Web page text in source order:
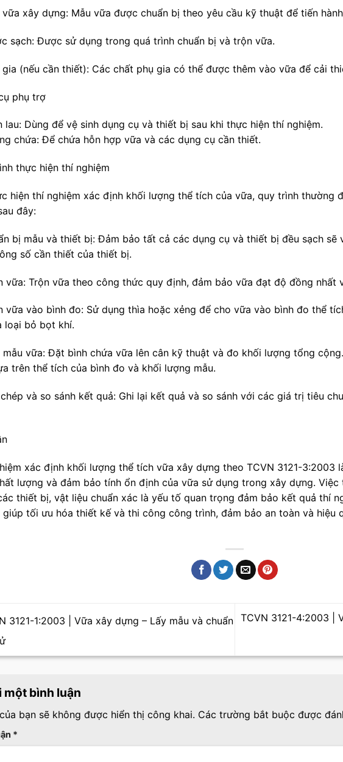
vữa xây dựng: Mẫu vữa được chuẩn bị theo yêu cầu kỹ thuật để tiến
sạch: Được sử dụng trong quá trình chuẩn bị và trộn vữa.
gia (nếu cần thiết): Các chất phụ gia có thể được thêm vào vữa để cải
phụ trợ
lau: Dùng để vệ sinh dụng cụ và thiết bị sau khi thực hiện thí nghiệm.
chứa: Để chứa hỗn hợp vữa và các dụng cụ cần thiết.
thực hiện thí nghiệm
hiện thí nghiệm xác định khối lượng thể tích của vữa, quy trình thường
đây:
bị mẫu và thiết bị: Đảm bảo tất cả các dụng cụ và thiết bị đều sạch
số cần thiết của thiết bị.
vữa: Trộn vữa theo công thức quy định, đảm bảo vữa đạt độ đồng nhất
vữa vào bình đo: Sử dụng thìa hoặc xẻng để cho vữa vào bình đo thể
loại bỏ bọt khí.
mẫu vữa: Đặt bình chứa vữa lên cân kỹ thuật và đo khối lượng tổng
trên thể tích của bình đo và khối lượng mẫu.
và so sánh kết quả: Ghi lại kết quả và so sánh với các giá trị tiêu
xác định khối lượng thể tích vữa xây dựng theo TCVN 3121-3:2003
lượng và đảm bảo tính ổn định của vữa sử dụng trong xây dựng.
thiết bị, vật liệu chuẩn xác là yếu tố quan trọng đảm bảo kết quả thí
giúp tối ưu hóa thiết kế và thi công công trình, đảm bảo an toàn và hiệu
3121-1:2003 | Vữa xây dựng – Lấy mẫu và chuẩn TCVN 3121-4:2003 |
một bình luận
bạn sẽ không được hiển thị công khai. Các trường bắt buộc được
*